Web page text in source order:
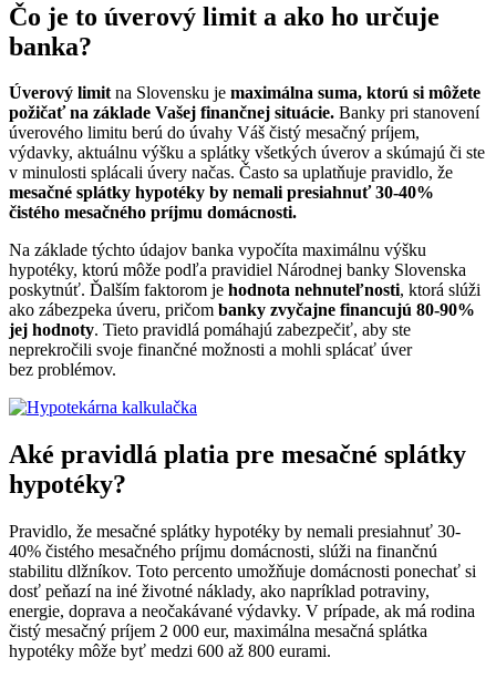
Čo je to úverový limit a ako ho určuje
banka?
Úverový limitna Slovensku je maximálna suma, ktorú si môžete
požičať na základe Vašej finančnej situácie. Banky pri stanovení
úverového limitu berú do úvahy Váš čistý mesačný príjem,
výdavky, aktuálnu výšku a splátky všetkých úverov a skúmajú či ste
v minulosti splácali úvery načas. Často sa uplatňuje pravidlo, že
mesačné splátky hypotéky by nemali presiahnuť 30-40%
čistého mesačného príjmu domácnosti.
Na základe týchto údajov banka vypočíta maximálnu výšku
hypotéky, ktorú môže podľa pravidiel Národnej banky Slovenska
poskytnúť. Ďalším faktorom je hodnota nehnuteľnosti, ktorá slúži
ako zábezpeka úveru, pričom banky zvyčajne financujú 80-90%
jej hodnoty. Tieto pravidlá pomáhajú zabezpečiť, aby ste
neprekročili svoje finančné možnosti a mohli splácať úver
bez problémov.
Aké pravidlá platia pre mesačné splátky
hypotéky?
Pravidlo, že mesačné splátky hypotéky by nemali presiahnuť 30-
40% čistého mesačného príjmu domácnosti, slúži na finančnú
stabilitu dlžníkov. Toto percento umožňuje domácnosti ponechať si
dosť peňazí na iné životné náklady, ako napríklad potraviny,
energie, doprava a neočakávané výdavky. V prípade, ak má rodina
čistý mesačný príjem 2 000 eur, maximálna mesačná splátka
hypotéky môže byť medzi 600 až 800 eurami.